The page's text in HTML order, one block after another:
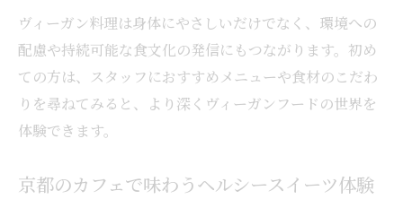
京都のカフェで心やすらぐ時間を過ごす方
法
ベジタリアン対応カフェの見極めポイント
幻想的な店内で楽しむヴィーガン料理
幻想的カフェ空間で味わうヴィーガン料理
ヴィーガンカフェの店内演出が心に残る理
ヴィーガン料理は身体にやさしいだけでなく、環境への
配慮や持続可能な食文化の発信にもつながります。初め
ての方は、スタッフにおすすめメニューや食材のこだわ
りを尋ねてみると、より深くヴィーガンフードの世界を
体験できます。
京都のカフェで味わうヘルシースイーツ体験